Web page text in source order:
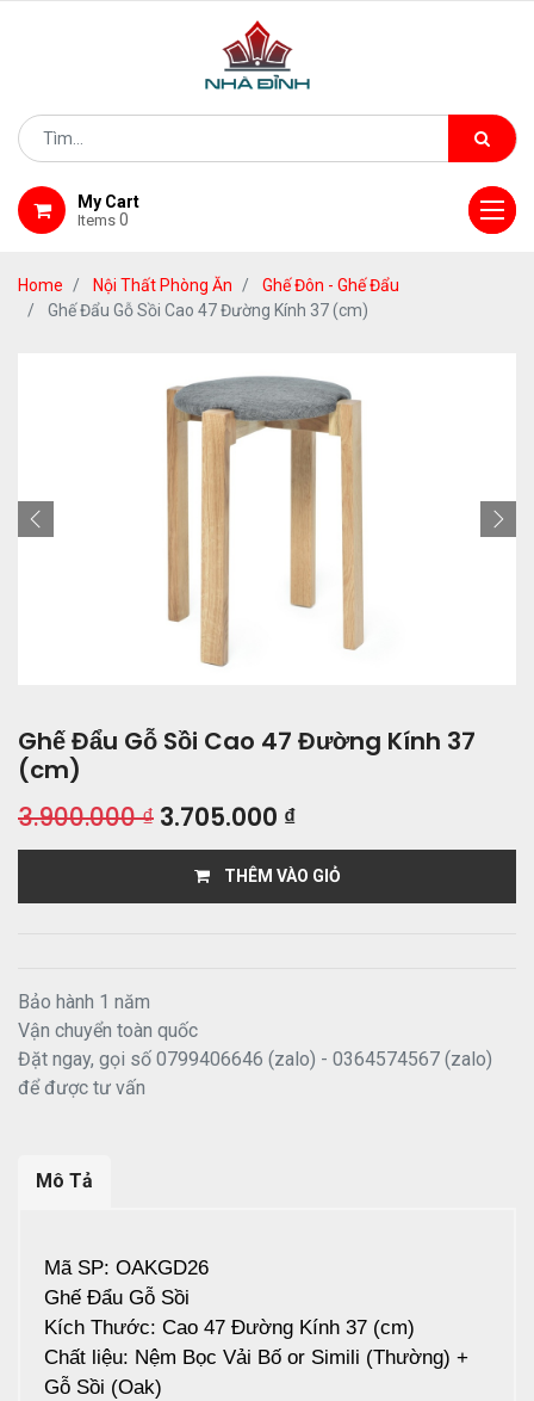
My Cart
Items 0
Home Nội Thất Phòng Ăn
Ghế Đôn - Ghế Đẩu
Ghế Đẩu Gỗ Sồi Cao 47 Đường Kính 37 (cm)
Ghế Đẩu Gỗ Sồi Cao 47 Đường Kính 37
(cm)
3.900.000₫ 3.705.000 ₫
THÊM VÀO GIỎ
Bảo hành 1 năm
Vận chuyển toàn quốc
Đặt ngay, gọi số 0799406646 (zalo) - 0364574567 (zalo)
để được tư vấn
Mô Tả
Mã SP: OAKGD26
Ghế Đẩu Gỗ Sồi
Kích Thước: Cao 47 Đường Kính 37 (cm)
Chất liệu: Nệm Bọc Vải Bố or Simili (Thường) +
Gỗ Sồi (Oak)